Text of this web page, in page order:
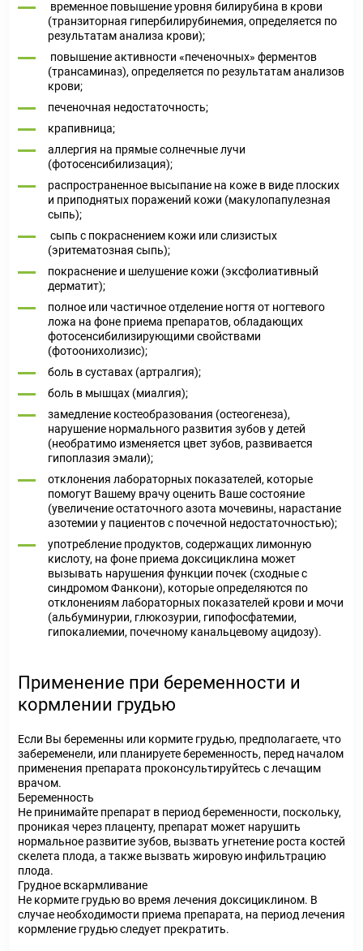
временное повышение уровня билирубина в крови
(транзиторная гипербилирубинемия, определяется по
результатам анализа крови);
повышение активности «печеночных» ферментов
(трансаминаз), определяется по результатам анализов
крови;
печеночная недостаточность;
крапивница;
аллергия на прямые солнечные лучи
(фотосенсибилизация);
распространенное высыпание на коже в виде плоских
и приподнятых поражений кожи (макулопапулезная
сыпь);
сыпь с покраснением кожи или слизистых
(эритематозная сыпь);
покраснение и шелушение кожи (эксфолиативный
дерматит);
полное или частичное отделение ногтя от ногтевого
ложа на фоне приема препаратов, обладающих
фотосенсибилизирующими свойствами
(фотоонихолизис);
боль в суставах (артралгия);
боль в мышцах (миалгия);
замедление костеобразования (остеогенеза),
нарушение нормального развития зубов у детей
(необратимо изменяется цвет зубов, развивается
гипоплазия эмали);
отклонения лабораторных показателей, которые
помогут Вашему врачу оценить Ваше состояние
(увеличение остаточного азота мочевины, нарастание
азотемии у пациентов с почечной недостаточностью);
употребление продуктов, содержащих лимонную
кислоту, на фоне приема доксициклина может
вызывать нарушения функции почек (сходные с
синдромом Фанкони), которые определяются по
отклонениям лабораторных показателей крови и мочи
(альбуминурии, глюкозурии, гипофосфатемии,
гипокалиемии, почечному канальцевому ацидозу).
Применение при беременности и
кормлении грудью
Если Вы беременны или кормите грудью, предполагаете, что
забеременели, или планируете беременность, перед началом
применения препарата проконсультируйтесь с лечащим
врачом.
Беременность
Не принимайте препарат в период беременности, поскольку,
проникая через плаценту, препарат может нарушить
нормальное развитие зубов, вызвать угнетение роста костей
скелета плода, а также вызвать жировую инфильтрацию
плода.
Грудное вскармливание
Не кормите грудью во время лечения доксициклином. В
случае необходимости приема препарата, на период лечения
кормление грудью следует прекратить.